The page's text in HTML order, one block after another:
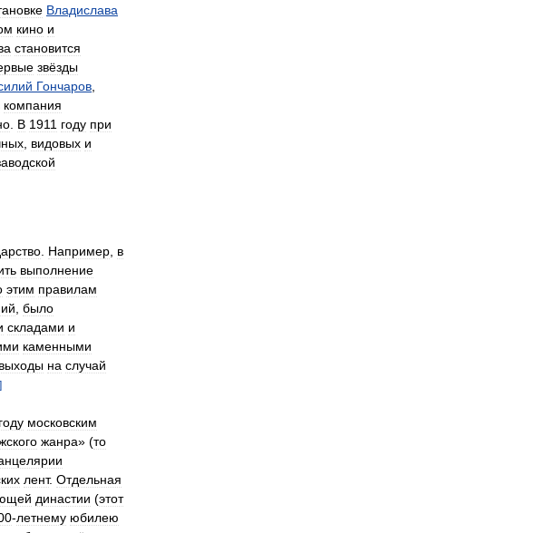
Владислава
кино и
становится
звёзды
Гончаров,
компания
. В 1911 году при
, видовых и
Например в
выполнение
этим правилам
было
складами и
каменными
выходы на случай
]
году московским
жанра» (то
лент. Отдельная
династии (этот
-летнему юбилею